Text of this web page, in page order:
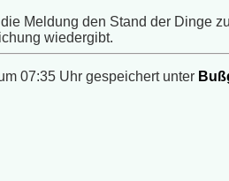
Meldung den Stand der Dinge
wiedergibt.
07:35 Uhr gespeichert unter